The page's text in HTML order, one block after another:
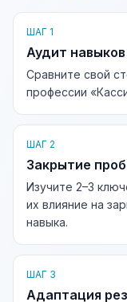
ШАГ 1
Аудит навыков
Сравните свой
профессии
ШАГ 2
Закрытие
Изучите 2–3
их влияние на
навыка.
ШАГ 3
Адаптация